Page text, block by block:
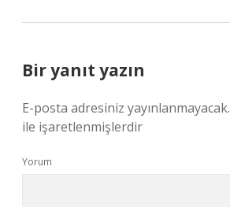
Bir yanıt yazın
E-posta adresiniz yayınlanmayacak.
ile işaretlenmişlerdir
Yorum